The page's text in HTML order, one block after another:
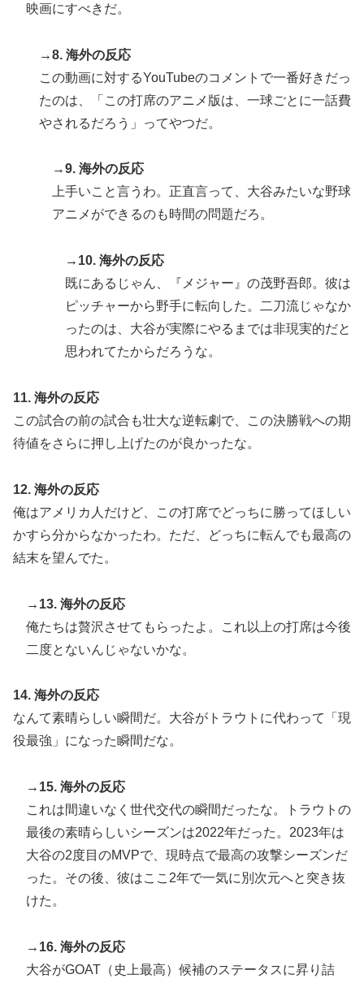
映画にすべきだ。
→8. 海外の反応
この動画に対するYouTubeのコメントで一番好きだっ
たのは、「この打席のアニメ版は、一球ごとに一話費
やされるだろう」ってやつだ。
→9. 海外の反応
上手いこと言うわ。正直言って、大谷みたいな野球
アニメができるのも時間の問題だろ。
→10. 海外の反応
既にあるじゃん、『メジャー』の茂野吾郎。彼は
ピッチャーから野手に転向した。二刀流じゃなか
ったのは、大谷が実際にやるまでは非現実的だと
思われてたからだろうな。
11. 海外の反応
この試合の前の試合も壮大な逆転劇で、この決勝戦への期
待値をさらに押し上げたのが良かったな。
12. 海外の反応
俺はアメリカ人だけど、この打席でどっちに勝ってほしい
かすら分からなかったわ。ただ、どっちに転んでも最高の
結末を望んでた。
→13. 海外の反応
俺たちは贅沢させてもらったよ。これ以上の打席は今後
二度とないんじゃないかな。
14. 海外の反応
なんて素晴らしい瞬間だ。大谷がトラウトに代わって「現
役最強」になった瞬間だな。
→15. 海外の反応
これは間違いなく世代交代の瞬間だったな。トラウトの
最後の素晴らしいシーズンは2022年だった。2023年は
大谷の2度目のMVPで、現時点で最高の攻撃シーズンだ
った。その後、彼はここ2年で一気に別次元へと突き抜
けた。
→16. 海外の反応
大谷がGOAT（史上最高）候補のステータスに昇り詰